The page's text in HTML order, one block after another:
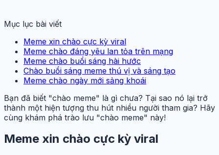
Mục lục bài viết
Meme xin chào cực kỳ viral
Meme chào đáng yêu lan tỏa trên mạng
Meme chào buổi sáng hài hước
Chào buổi sáng meme thú vị và sáng tạo
Meme chào ngày mới sảng khoái
Bạn đã biết "chào meme" là gì chưa? Tại sao nó lại trở
thành một hiện tượng thu hút nhiều người tham gia? Hãy
cùng khám phá trào lưu "chào meme" này!
Meme xin chào cực kỳ viral